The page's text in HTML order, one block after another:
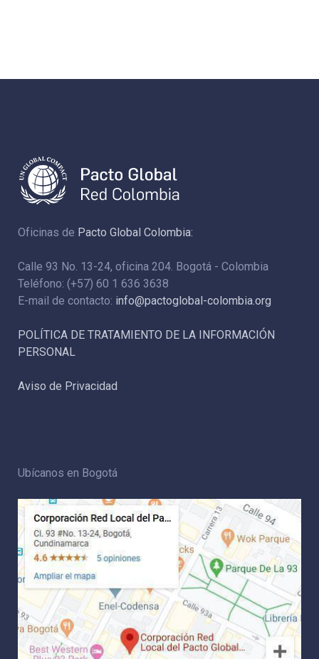
Oficinas de Pacto Global Colombia:
Calle 93 No. 13-24, oficina 204. Bogotá - Colombia
Teléfono: (+57) 60 1 636 3638
E-mail de contacto: info@pactoglobal-colombia.org
POLÍTICA DE TRATAMIENTO DE LA INFORMACIÓN
PERSONAL
Aviso de Privacidad
Ubícanos en Bogotá